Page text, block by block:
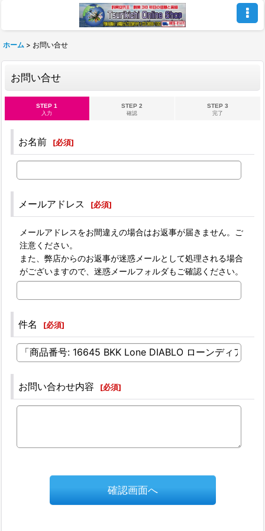
ホーム > お問い合せ
お問い合せ
STEP 1
入力
STEP 2
確認
STEP 3
完了
お名前 [必須]
メールアドレス [必須]
メールアドレスをお間違えの場合はお返事が届きません。ご
注意ください。
また、弊店からのお返事が迷惑メールとして処理される場合
がございますので、迷惑メールフォルダもご確認ください。
件名 [必須]
お問い合わせ内容 [必須]
確認画面へ